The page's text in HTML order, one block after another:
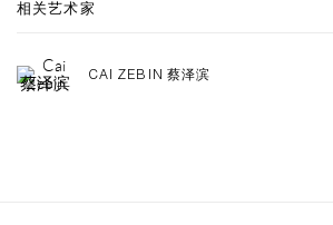
相关艺术家
CAI ZEBIN 蔡泽滨